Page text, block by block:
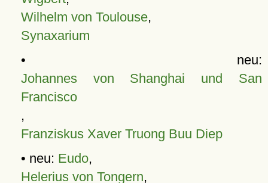
Wilhelm von Toulouse,
Synaxarium
• neu:
Johannes von Shanghai und San
Francisco
,
Franziskus Xaver Truong Buu Diep
• neu: Eudo,
Helerius von Tongern,